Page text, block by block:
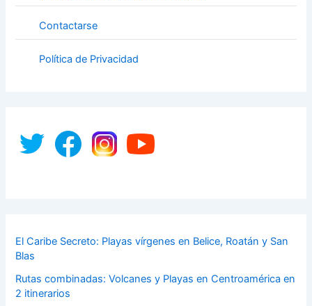
Contactarse
Política de Privacidad
El Caribe Secreto: Playas vírgenes en Belice, Roatán y San
Blas
Rutas combinadas: Volcanes y Playas en Centroamérica en
2 itinerarios